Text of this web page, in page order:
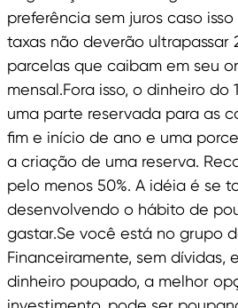
preferência sem juros caso
taxas não deverão ultrapassar
parcelas que caibam em seu
mensal.Fora isso, o dinheiro do
uma parte reservada para as
fim e início de ano e uma
a criação de uma reserva.
pelo menos 50%. A idéia é se
desenvolvendo o hábito de
gastar.Se você está no grupo
Financeiramente, sem dívidas,
dinheiro poupado, a melhor